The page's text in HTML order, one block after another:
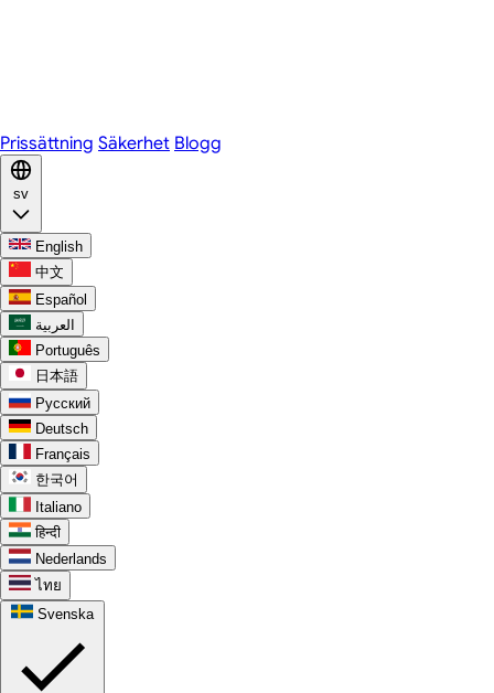
Prissättning Säkerhet Blogg
sv
English
中文
Español
العربية
Português
日本語
Русский
Deutsch
Français
한국어
Italiano
हिन्दी
Nederlands
ไทย
Svenska